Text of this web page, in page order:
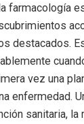
farmacología
destacados.
vez una
enfermedad.
sanitaria, la